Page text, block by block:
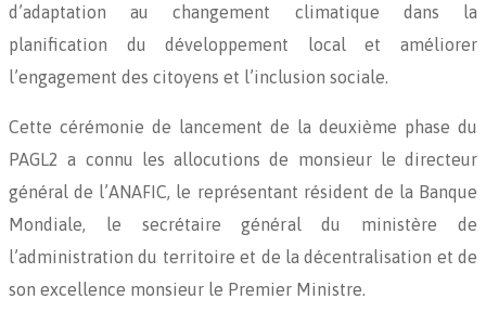
d’adaptation au changement climatique dans la
planification du développement local et améliorer
l’engagement des citoyens et l’inclusion sociale.
Cette cérémonie de lancement de la deuxième phase du
PAGL2 a connu les allocutions de monsieur le directeur
général de l’ANAFIC, le représentant résident de la Banque
Mondiale, le secrétaire général du ministère de
l’administration du territoire et de la décentralisation et de
son excellence monsieur le Premier Ministre.